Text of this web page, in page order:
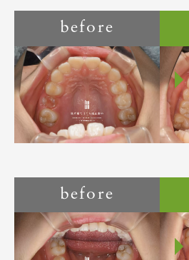
before
before